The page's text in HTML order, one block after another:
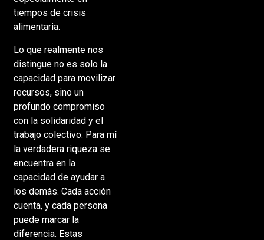
tiempos de crisis
alimentaria.
Lo que realmente nos
distingue no es solo la
capacidad para movilizar
recursos, sino un
profundo compromiso
con la solidaridad y el
trabajo colectivo. Para mí
la verdadera riqueza se
encuentra en la
capacidad de ayudar a
los demás. Cada acción
cuenta, y cada persona
puede marcar la
diferencia. Estas